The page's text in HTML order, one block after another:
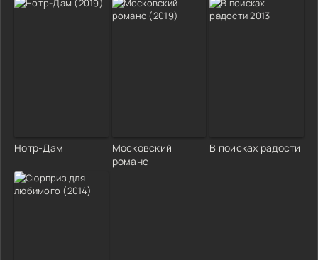
Нотр-Дам
Московский
романс
В поисках радости